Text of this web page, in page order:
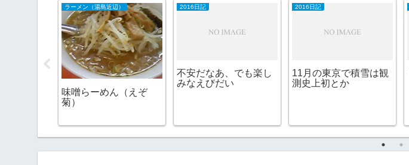
ラーメン（湯島近辺）
味噌らーめん（えぞ
菊）
2016日記
不安だなあ、でも楽し
みなえびだい
2016日記
11月の東京で積雪は観
測史上初とか